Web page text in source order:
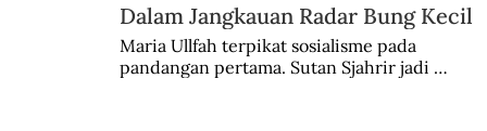
Dalam Jangkauan Radar Bung Kecil
Maria Ullfah terpikat sosialisme pada
pandangan pertama. Sutan Sjahrir jadi